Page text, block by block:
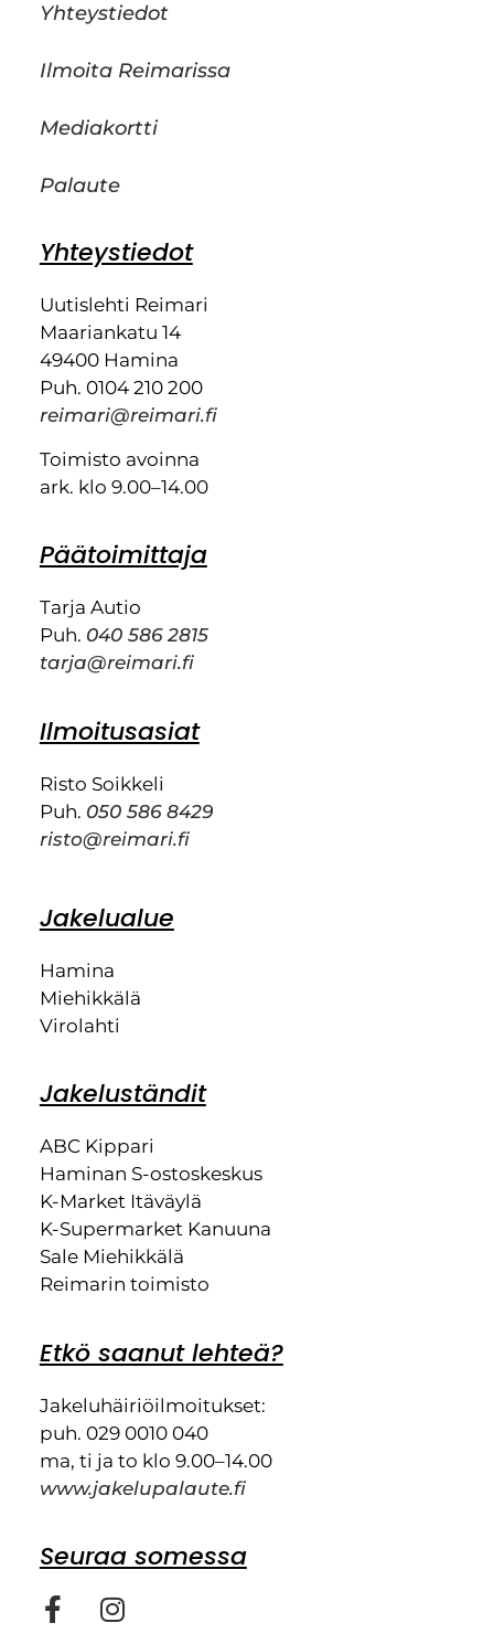
Yhteystiedot
Ilmoita Reimarissa
Mediakortti
Palaute
Yhteystiedot
Uutislehti Reimari
Maariankatu 14
49400 Hamina
Puh. 0104 210 200
reimari@reimari.fi
Toimisto avoinna
ark. klo 9.00–14.00
Päätoimittaja
Tarja Autio
Puh. 040 586 2815
tarja@reimari.fi
Ilmoitusasiat
Risto Soikkeli
Puh. 050 586 8429
risto@reimari.fi
Jakelualue
Hamina
Miehikkälä
Virolahti
Jakeluständit
ABC Kippari
Haminan S-ostoskeskus
K-Market Itäväylä
K-Supermarket Kanuuna
Sale Miehikkälä
Reimarin toimisto
Etkö saanut lehteä?
Jakeluhäiriöilmoitukset:
puh. 029 0010 040
ma, ti ja to klo 9.00–14.00
www.jakelupalaute.fi
Seuraa somessa